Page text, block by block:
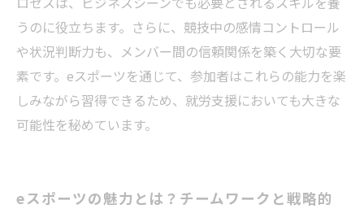
うのに役立ちます。さらに、競技中の感情コントロール
や状況判断力も、メンバー間の信頼関係を築く大切な要
素です。eスポーツを通じて、参加者はこれらの能力を楽
しみながら習得できるため、就労支援においても大きな
可能性を秘めています。
eスポーツの魅力とは？チームワークと戦略的